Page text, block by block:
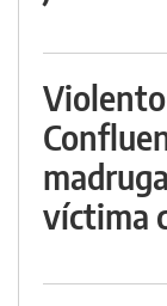
víctima